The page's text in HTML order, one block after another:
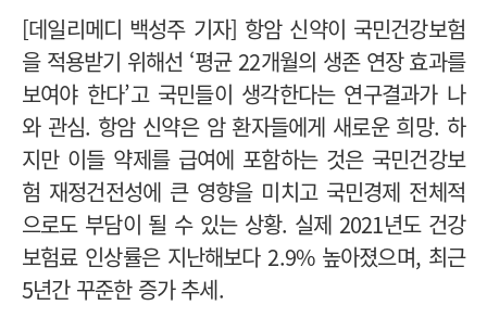
[데일리메디 백성주 기자] 항암 신약이 국민건강보험
을 적용받기 위해선 ‘평균 22개월의 생존 연장 효과를
보여야 한다’고 국민들이 생각한다는 연구결과가 나
와 관심. 항암 신약은 암 환자들에게 새로운 희망. 하
지만 이들 약제를 급여에 포함하는 것은 국민건강보
험 재정건전성에 큰 영향을 미치고 국민경제 전체적
으로도 부담이 될 수 있는 상황. 실제 2021년도 건강
보험료 인상률은 지난해보다 2.9% 높아졌으며, 최근
5년간 꾸준한 증가 추세.